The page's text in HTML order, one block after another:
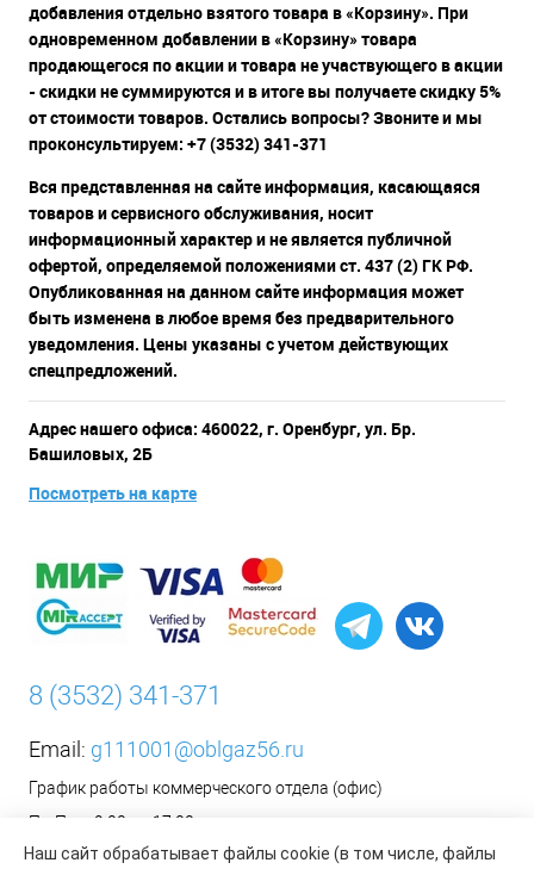
Наш сайт обрабатывает файлы cookie (в том числе, файлы
добавления отдельно взятого товара в «Корзину». При
одновременном добавлении в «Корзину» товара
продающегося по акции и товара не участвующего в акции
- скидки не суммируются и в итоге вы получаете скидку 5%
от стоимости товаров. Остались вопросы? Звоните и мы
проконсультируем: +7 (3532) 341-371
Вся представленная на сайте информация, касающаяся
товаров и сервисного обслуживания, носит
информационный характер и не является публичной
офертой, определяемой положениями ст. 437 (2) ГК РФ.
Опубликованная на данном сайте информация может
быть изменена в любое время без предварительного
уведомления. Цены указаны с учетом действующих
спецпредложений.
Адрес нашего офиса: 460022, г. Оренбург, ул. Бр.
Башиловых, 2Б
Посмотреть на карте
8 (3532) 341-371
Email: g111001@oblgaz56.ru
График работы коммерческого отдела (офис)
Пн-Пт: с 9:00 до 17:00
Сб-Вс: Выходной